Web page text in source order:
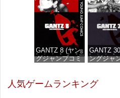
価格：¥100
価格
GANTZ 8 (ヤン
グジャンプコミ
価格：¥100
GANTZ
ングジャ
人気ゲームランキング